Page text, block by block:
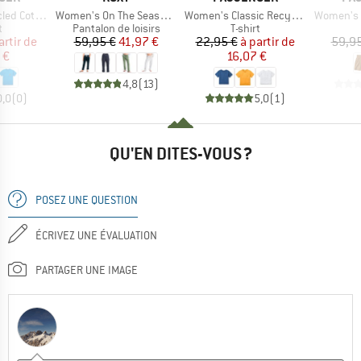
T-Shirt
group
réduit
de
(0)
Article
Women's On The Seashore Linen Cargo Trousers
Product group
Pantalon de loisirs
Prix
59,95 €Prix réduit
41,97 €
4,8(13)
Article
Women's Classic Recycled Cotton T-Shirt
Product group
T-shirt
Prix
22,95 € Prix réduit
à partir de
16,07 €
5,0(1 )
Article
QU'EN DITES-VOUS ?
POSEZ UNE QUESTION
ÉCRIVEZ UNE ÉVALUATION
PARTAGER UNE IMAGE